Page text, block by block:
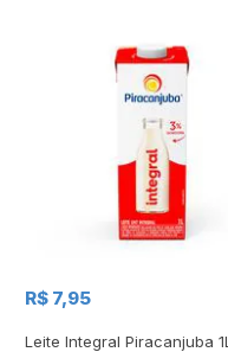
R$ 7,95
Leite Integral Piracanjuba 1L